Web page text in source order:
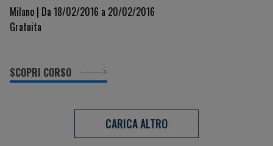
Milano | Da 18/02/2016 a 20/02/2016
Gratuita
SCOPRI CORSO
CARICA ALTRO